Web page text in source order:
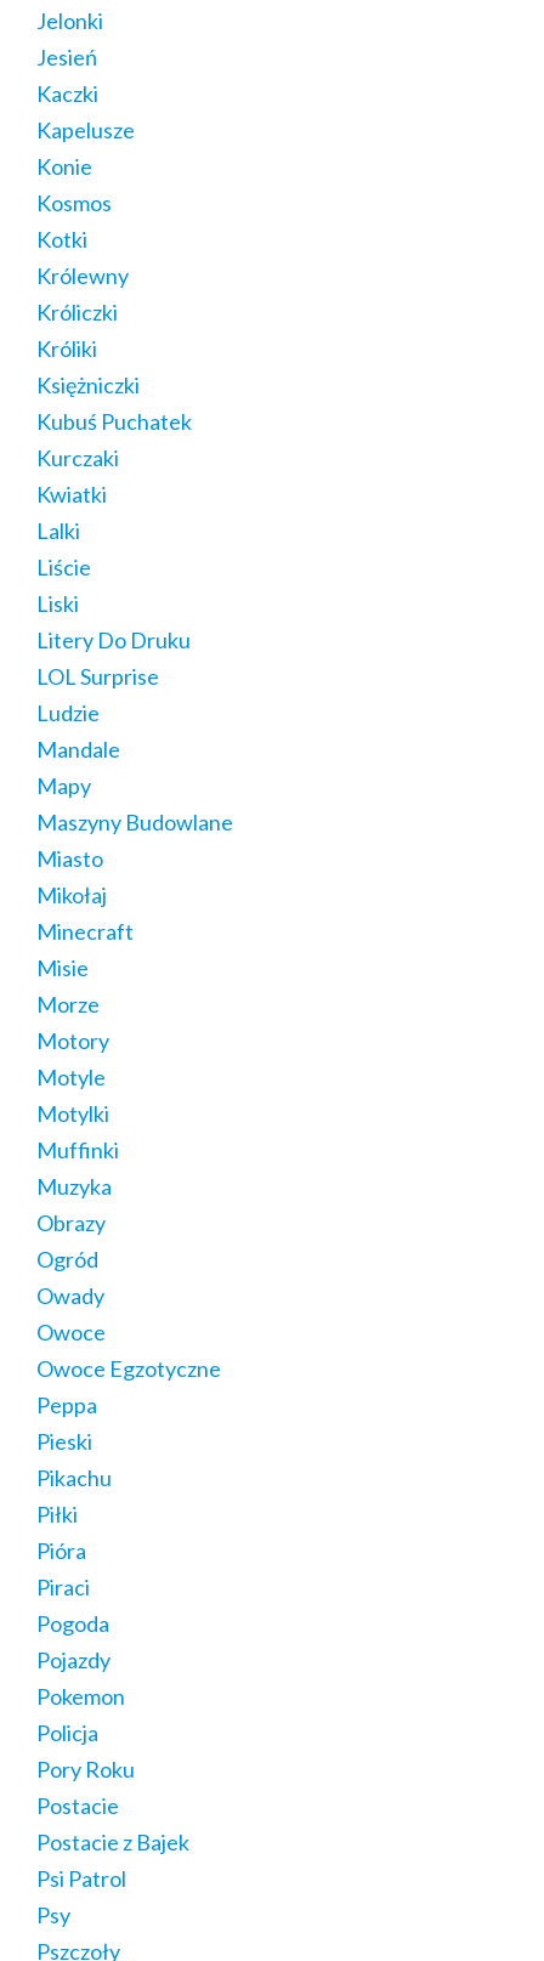
Jelonki
Jesień
Kaczki
Kapelusze
Konie
Kosmos
Kotki
Królewny
Króliczki
Króliki
Księżniczki
Kubuś Puchatek
Kurczaki
Kwiatki
Lalki
Liście
Liski
Litery Do Druku
LOL Surprise
Ludzie
Mandale
Mapy
Maszyny Budowlane
Miasto
Mikołaj
Minecraft
Misie
Morze
Motory
Motyle
Motylki
Muffinki
Muzyka
Obrazy
Ogród
Owady
Owoce
Owoce Egzotyczne
Peppa
Pieski
Pikachu
Piłki
Pióra
Piraci
Pogoda
Pojazdy
Pokemon
Policja
Pory Roku
Postacie
Postacie z Bajek
Psi Patrol
Psy
Pszczoły